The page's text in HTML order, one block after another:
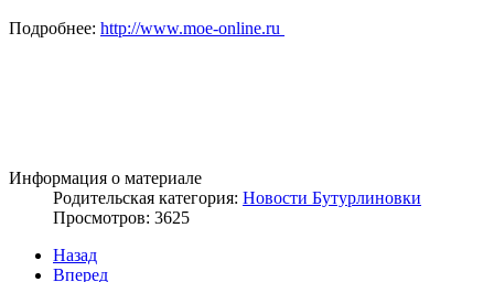
Подробнее: http://www.moe-online.ru
Информация о материале
Родительская категория: Новости Бутурлиновки
Просмотров: 3625
Назад
Вперед